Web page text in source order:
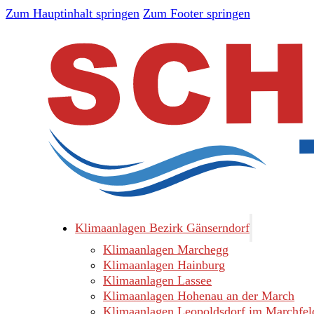
Zum Hauptinhalt springen Zum Footer springen
Klimaanlagen Bezirk Gänserndorf
Klimaanlagen Marchegg
Klimaanlagen Hainburg
Klimaanlagen Lassee
Klimaanlagen Hohenau an der March
Klimaanlagen Leopoldsdorf im